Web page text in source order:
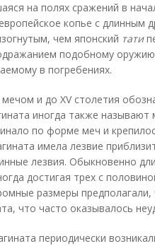
на полях сражений в
копье с длинным
чем японский тати
подобному
в погребениях.
и до XV столетия
иногда также
по форме меч и
имела лезвие
лезвия. Обыкновенно
достигая трех с
размеры
что часто оказывалось
периодически